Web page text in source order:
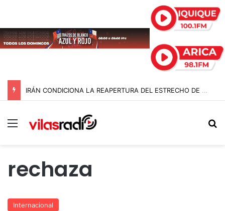
IRÁN CONDICIONA LA REAPERTURA DEL ESTRECHO DE ORMUZ Y EXIGE A ESTADOS UNIDOS EL FIN DEL BLOQUEO Y REPARACIONES DE GUERRA
Menú
rechaza
Internacional